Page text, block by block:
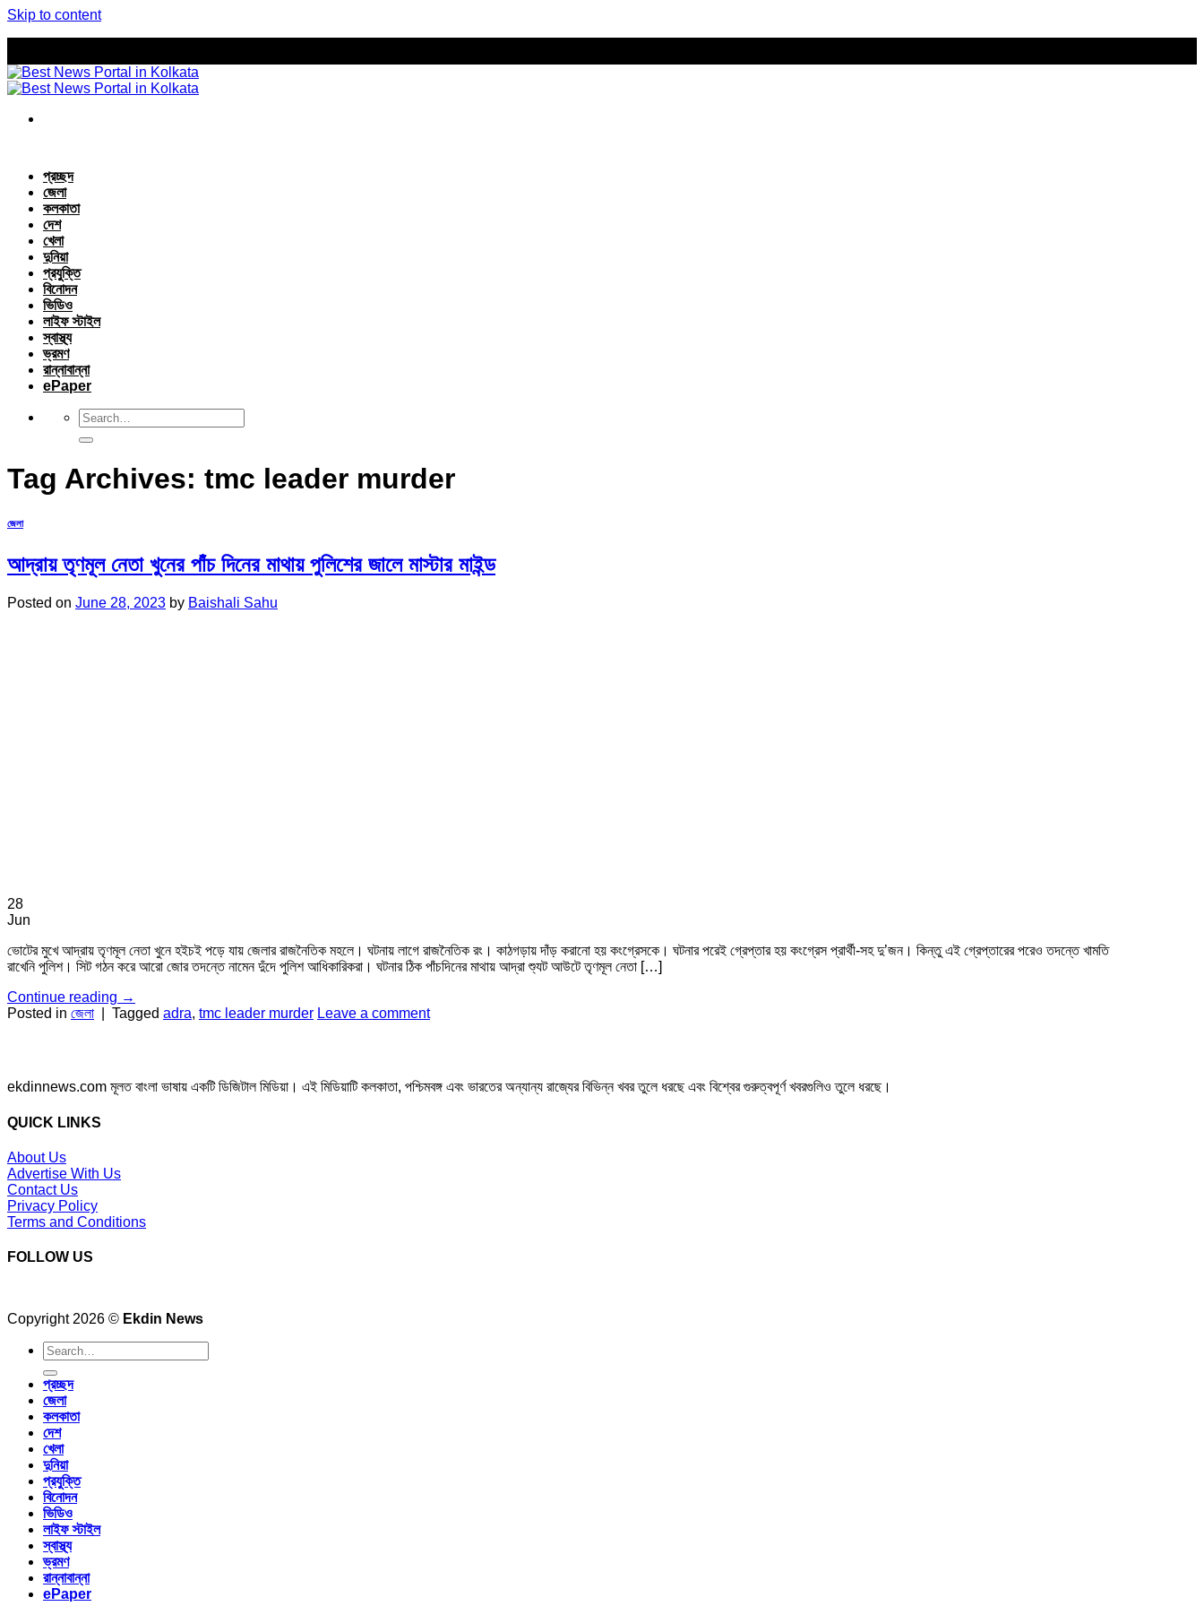
Skip to content
প্রচ্ছদ
জেলা
কলকাতা
দেশ
খেলা
দুনিয়া
প্রযুক্তি
বিনোদন
ভিডিও
লাইফ স্টাইল
স্বাস্থ্য
ভ্রমণ
রান্নাবান্না
ePaper
Tag Archives: tmc leader murder
জেলা
আদ্রায় তৃণমূল নেতা খুনের পাঁচ দিনের মাথায় পুলিশের জালে মাস্টার মাইন্ড
Posted on June 28, 2023 by Baishali Sahu
28
Jun
ভোটের মুখে আদ্রায় তৃণমূল নেতা খুনে হইচই পড়ে যায় জেলার রাজনৈতিক মহলে। ঘটনায় লাগে রাজনৈতিক রং। কাঠগড়ায় দাঁড় করানো হয় কংগ্রেসকে। ঘটনার পরেই গ্রেপ্তার হয় কংগ্রেস প্রার্থী-সহ দু’জন। কিন্তু এই গ্রেপ্তারের পরেও তদন্তে খামতি
রাখেনি পুলিশ। সিট গঠন করে আরো জোর তদন্তে নামেন দুঁদে পুলিশ আধিকারিকরা। ঘটনার ঠিক পাঁচদিনের মাথায় আদ্রা শ্যুট আউটে তৃণমূল নেতা […]
Continue reading →
Posted in জেলা Tagged adra, tmc leader murder Leave a comment
ekdinnews.com মূলত বাংলা ভাষায় একটি ডিজিটাল মিডিয়া। এই মিডিয়াটি কলকাতা, পশ্চিমবঙ্গ এবং ভারতের অন্যান্য রাজ্যের বিভিন্ন খবর তুলে ধরছে এবং বিশ্বের গুরুত্বপূর্ণ খবরগুলিও তুলে ধরছে।
QUICK LINKS
About Us
Advertise With Us
Contact Us
Privacy Policy
Terms and Conditions
FOLLOW US
Copyright 2026 © Ekdin News
প্রচ্ছদ
জেলা
কলকাতা
দেশ
খেলা
দুনিয়া
প্রযুক্তি
বিনোদন
ভিডিও
লাইফ স্টাইল
স্বাস্থ্য
ভ্রমণ
রান্নাবান্না
ePaper